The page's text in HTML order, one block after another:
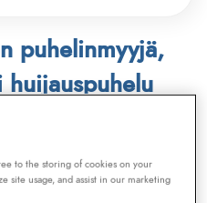
puhelinmyyjä,
sovelluksen
tuhansia
to the storing of cookies on your
site usage, and assist in our marketing